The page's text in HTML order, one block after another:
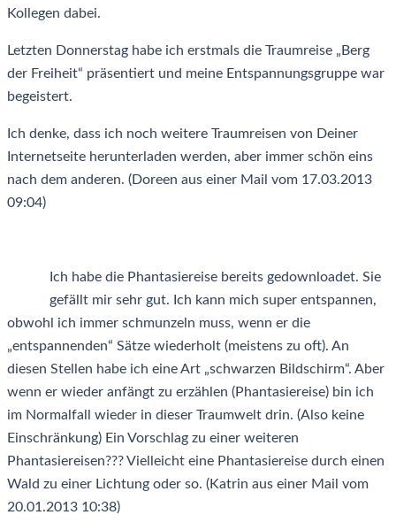
Kollegen dabei.
Letzten Donnerstag habe ich erstmals die Traumreise „Berg
der Freiheit“ präsentiert und meine Entspannungsgruppe war
begeistert.
Ich denke, dass ich noch weitere Traumreisen von Deiner
Internetseite herunterladen werden, aber immer schön eins
nach dem anderen. (Doreen aus einer Mail vom 17.03.2013
09:04)
Ich habe die Phantasiereise bereits gedownloadet. Sie
gefällt mir sehr gut. Ich kann mich super entspannen,
obwohl ich immer schmunzeln muss, wenn er die
„entspannenden“ Sätze wiederholt (meistens zu oft). An
diesen Stellen habe ich eine Art „schwarzen Bildschirm“. Aber
wenn er wieder anfängt zu erzählen (Phantasiereise) bin ich
im Normalfall wieder in dieser Traumwelt drin. (Also keine
Einschränkung) Ein Vorschlag zu einer weiteren
Phantasiereisen??? Vielleicht eine Phantasiereise durch einen
Wald zu einer Lichtung oder so. (Katrin aus einer Mail vom
20.01.2013 10:38)